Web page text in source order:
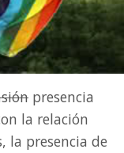
presencia
la relación
la presencia de